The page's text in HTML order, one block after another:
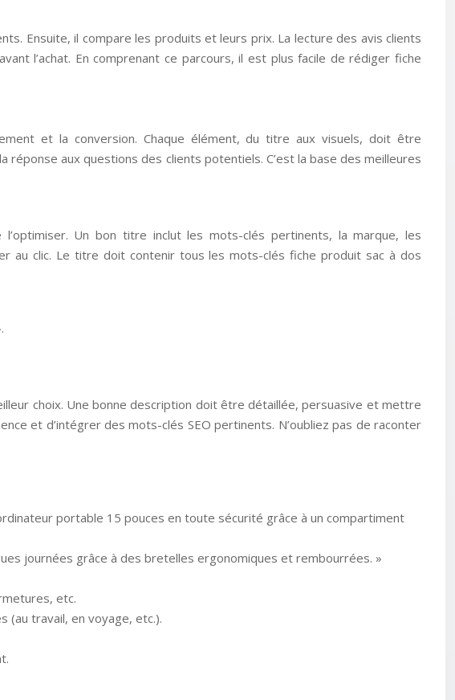
Ensuite, il compare les produits et leurs prix. La lecture des avis clients
l’achat. En comprenant ce parcours, il est plus facile de rédiger fiche
et la conversion. Chaque élément, du titre aux visuels, doit être
aux questions des clients potentiels. C’est la base des meilleures
Un bon titre inclut les mots-clés pertinents, la marque, les
au clic. Le titre doit contenir tous les mots-clés fiche produit sac à dos
choix. Une bonne description doit être détaillée, persuasive et mettre
et d’intégrer des mots-clés SEO pertinents. N’oubliez pas de raconter
portable 15 pouces en toute sécurité grâce à un compartiment
journées grâce à des bretelles ergonomiques et rembourrées. »
etc.
(au travail, en voyage, etc.).